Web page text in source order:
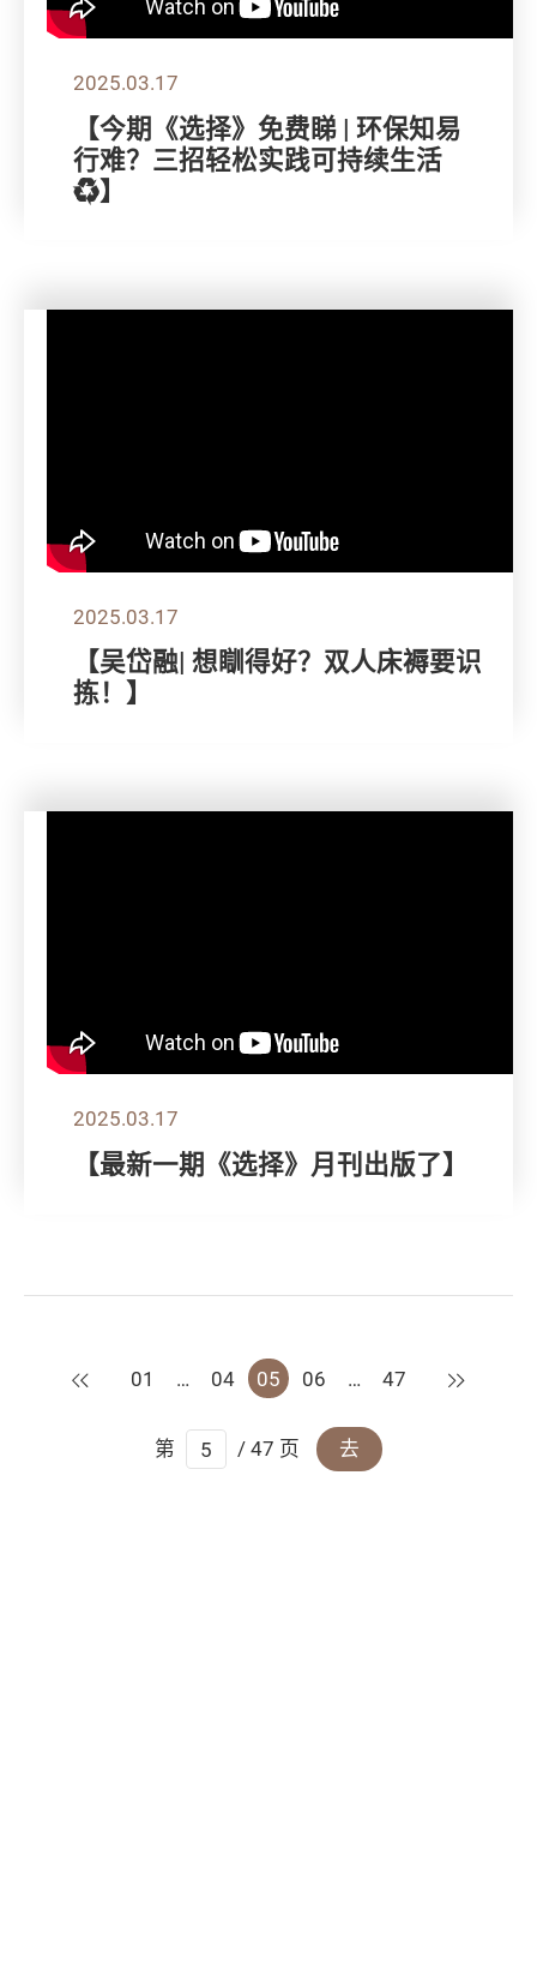
2025.03.17
【今期《选择》免费睇 | 环保知易
行难？三招轻松实践可持续生活
♻️】
2025.03.17
【吴岱融| 想瞓得好？双人床褥要识
拣！】
2025.03.17
【最新一期《选择》月刊出版了】
上一页
01 … 04 05 06 … 47 下一页
第 / 47 页 去